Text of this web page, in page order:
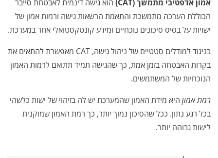
אמון אדפטיבי מתמשך (CAT)
הוא גישה דינמית לאבטחת סייבר
הכוללת הערכה מתמשכת והתאמת הרשאות גישה ורמות אמון של
ישויות על בסיס סיכונים נוכחיים ומידע קונטקסטואלי אחר במערכת.
בניגוד למודלים סטטיים של ניהול גישה, CAT מאפשרת להתאים את
בקרות האבטחה בזמן אמת, כך שהגישה תמיד תתואם לרמות האמון
הנוכחיות של המשתמשים.
רמת אמון היא מידת האמון שהמערכת יש לה בזיהוי של ישות כלשהי
בכל רגע נתון. ככל שהסיכון נמוך יותר, כך רמת האמון שמוקנית
לישות גבוהה יותר.